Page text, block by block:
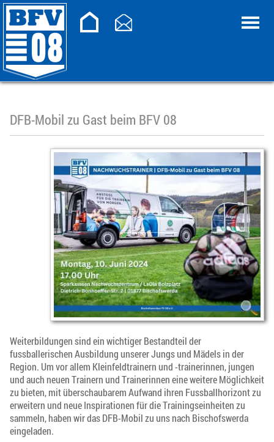
DFB-Mobil zu Gast beim BFV 08
Weiterbildungen sind ein wichtiger Bestandteil der
fussballerischen Ausbildung unserer Jungs und Mädels in der
Region. Um vor allem Kleinfeldtrainern und -trainerinnen, jungen
und auch neuen Trainern und Trainerinnen eine weitere Möglichkeit
zu bieten, mit überschaubarem Aufwand ihren Fussballhorizont zu
erweitern und neue Inspirationen für die Trainingseinheiten zu
sammeln, haben wir das DFB-Mobil zu uns nach Bischofswerda
eingeladen.